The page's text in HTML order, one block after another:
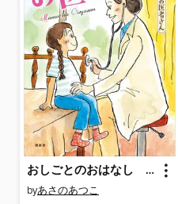
おしごとのおはなし お医者さん ママはお医者さん
byあさのあつこ